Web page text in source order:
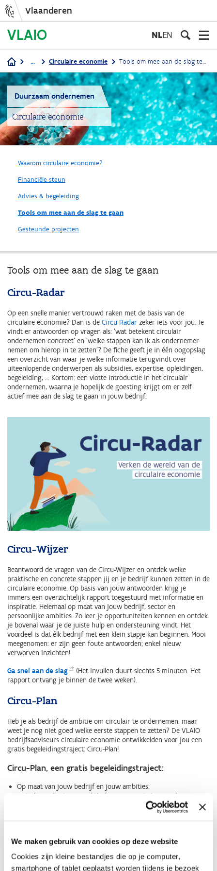
We maken gebruik van cookies op deze website
Cookies zijn kleine bestandjes die op je computer,
smartphone of tablet geplaatst worden tijdens je bezoek
gaan
Vlaanderen
NLEN
Kruimelpad
... Circulaire economie Tools om mee aan de slag te gaan
Duurzaam ondernemen
Circulaire economie
Waarom circulaire economie?
Financiële steun
Advies & begeleiding
Tools om mee aan de slag te gaan
Gesteunde projecten
Tools om mee aan de slag te gaan
Circu-Radar
Op een snelle manier vertrouwd raken met de basis van de
circulaire economie? Dan is de Circu-Radar zeker iets voor jou. Je
vindt er antwoorden op vragen als: 'wat betekent circulair
ondernemen concreet' en 'welke stappen kan ik als ondernemer
nemen om hierop in te zetten'? De fiche geeft je in één oogopslag
een overzicht van waar je welke informatie terugvindt over
uiteenlopende onderwerpen als subsidies, expertise, opleidingen,
begeleiding, … Kortom: een vlotte introductie in het circulair
ondernemen, waarna je hopelijk de goesting krijgt om er zelf
actief mee aan de slag te gaan in jouw bedrijf.
Circu-Wijzer
Beantwoord de vragen van de Circu-Wijzer en ontdek welke
praktische en concrete stappen jij en je bedrijf kunnen zetten in de
circulaire economie. Op basis van jouw antwoorden krijg je
immers een overzichtelijk rapport toegestuurd met informatie en
inspiratie. Helemaal op maat van jouw bedrijf, sector en
persoonlijke ambities. Zo leer je opportuniteiten kennen en ontdek
je bovenal waar je de juiste hulp en ondersteuning vindt. Het
voordeel is dat élk bedrijf met een klein stapje kan beginnen. Mooi
meegenomen: er zijn geen foute antwoorden; enkel nieuw
verworven inzichten!
Ga snel aan de slag
(Het invullen duurt slechts 5 minuten. Het
rapport ontvang je binnen de twee weken).
Circu-Plan
Heb je als bedrijf de ambitie om circulair te ondernemen, maar
weet je nog niet goed welke eerste stappen te zetten? De VLAIO
bedrijfsadviseurs circulaire economie ontwikkelden voor jou een
gratis begeleidingstraject: Circu-Plan!
Circu-Plan, een gratis begeleidingstraject:
Op maat van jouw bedrijf en jouw ambities;
met als resultaat een praktisch en concreet stappenplan;
haalbare kleine en grote circulaire stappen staan op een tijdslijn;
zodat je als bedrijf op een gestructureerde manier klaar bent
ondersteuning kan bieden.
Wat verwachten we van jou?